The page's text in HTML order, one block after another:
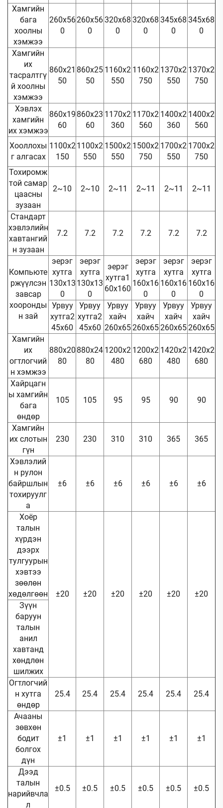
Хамгийн
бага
хоолны
хэмжээ
260x56
0
260x56
0
320x68
0
320x68
0
345x68
0
345x68
0
Хамгийн
их
тасралтгү
й хоолны
хэмжээ
860x21
50
860x25
50
1160x2
550
1160x2
750
1370x2
550
1370x2
750
Хэвлэх
хамгийн
их хэмжээ
860x19
60
860x23
60
1170x2
360
1170x2
560
1400x2
360
1400x2
560
Хооллохы
г алгасах
1100x2
150
1100x2
550
1500x2
550
1500x2
750
1700x2
550
1700x2
750
Тохиромж
той самар
цаасны
зузаан
2~10 2~10 2~11 2~11 2~11 2~11
Стандарт
хэвлэлийн
хавтангий
н зузаан
7.2 7.2 7.2 7.2 7.2 7.2
Компьюте
ржүүлсэн
завсар
хооронды
н зай
эерэг
хутга
130x13
0
эерэг
хутга
130x13
0
эерэг
хутга1
60x160
эерэг
хутга
160x16
0
эерэг
хутга
160x16
0
эерэг
хутга
160x16
0
Урвуу
хутга2
45x60
Урвуу
хутга2
45x60
Урвуу
хайч
260x65
Урвуу
хайч
260x65
Урвуу
хайч
260x65
Урвуу
хайч
260x65
Хамгийн
их
огтлогчий
н хэмжээ
880x20
80
880x24
80
1200x2
480
1200x2
680
1420x2
480
1420x2
680
Хайрцагн
ы хамгийн
бага
өндөр
105 105 95 95 90 90
Хамгийн
их слотын
гүн
230 230 310 310 365 365
Хэвлэлий
н рулон
байршлын
тохируулг
а
±6 ±6 ±6 ±6 ±6 ±6
Хоёр
талын
хүрдэн
дээрх
тулгуурын
хэвтээ
зөөлөн
хөдөлгөөн
±20 ±20 ±20 ±20 ±20
±20
Зүүн
баруун
талын
анил
хавтанд
хөндлөн
шилжих
Огтлогчий
н хутга
өндөр
25.4 25.4 25.4 25.4 25.4 25.4
Ачааны
зөвхөн
бодит
болгох
дүн
±1 ±1 ±1 ±1 ±1 ±1
Дээд
талын
нарийвчла
л
±0.5 ±0.5 ±0.5 ±0.5 ±0.5 ±0.5